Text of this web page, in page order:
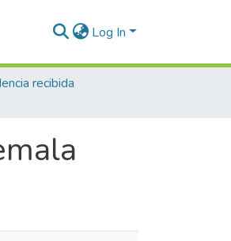
Log In
recibida